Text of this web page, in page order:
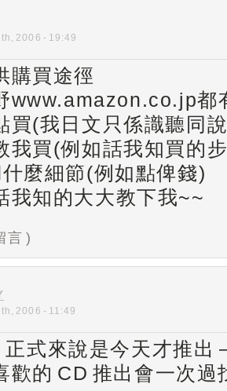
2006 - 19:49
購買途徑
www.amazon.co.jp都
買(我日文只係識聽同
我買(例如話我知買的
麼細節(例如點俾錢)
我知的大大教下我~~
言 )
2006 - 11:49
正式來說是今天才推出
歡的 CD 推出會一次過